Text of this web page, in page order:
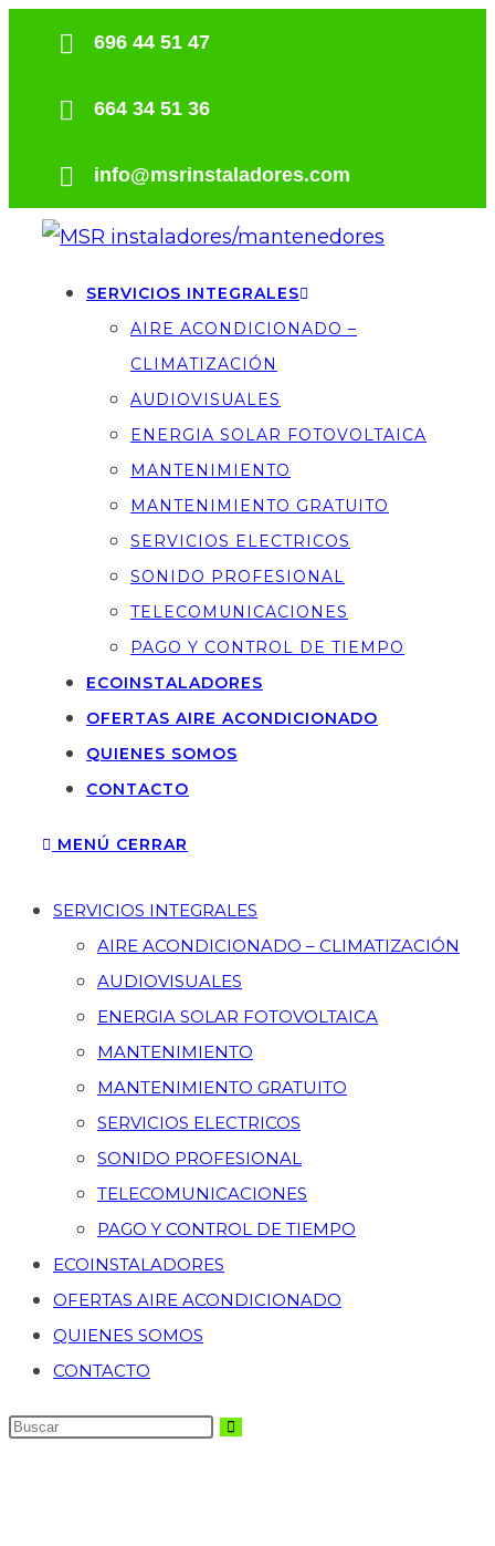
696 44 51 47
664 34 51 36
info@msrinstaladores.com
SERVICIOS INTEGRALES
AIRE ACONDICIONADO –
CLIMATIZACIÓN
AUDIOVISUALES
ENERGIA SOLAR FOTOVOLTAICA
MANTENIMIENTO
MANTENIMIENTO GRATUITO
SERVICIOS ELECTRICOS
SONIDO PROFESIONAL
TELECOMUNICACIONES
PAGO Y CONTROL DE TIEMPO
ECOINSTALADORES
OFERTAS AIRE ACONDICIONADO
QUIENES SOMOS
CONTACTO
MENÚ CERRAR
SERVICIOS INTEGRALES
AIRE ACONDICIONADO – CLIMATIZACIÓN
AUDIOVISUALES
ENERGIA SOLAR FOTOVOLTAICA
MANTENIMIENTO
MANTENIMIENTO GRATUITO
SERVICIOS ELECTRICOS
SONIDO PROFESIONAL
TELECOMUNICACIONES
PAGO Y CONTROL DE TIEMPO
ECOINSTALADORES
OFERTAS AIRE ACONDICIONADO
QUIENES SOMOS
CONTACTO